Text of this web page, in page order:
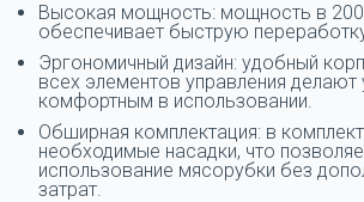
Высокая мощность: мощность в
обеспечивает быструю
Эргономичный дизайн: удобный
всех элементов управления делают
комфортным в использовании.
Обширная комплектация: в
необходимые насадки, что
использование мясорубки без
затрат.